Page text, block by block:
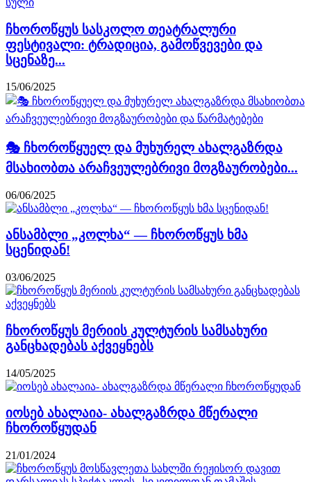
ჩხოროწყუს სასკოლო თეატრალური
ფესტივალი: ტრადიცია, გამოწვევები და
სცენაზე...
15/06/2025
🎭 ჩხოროწყუელ და მუხურელ ახალგაზრდა
მსახიობთა არაჩვეულებრივი მოგზაურობები...
06/06/2025
ანსამბლი „კოლხა“ — ჩხოროწყუს ხმა
სცენიდან!
03/06/2025
ჩხოროწყუს მერიის კულტურის სამსახური
განცხადებას აქვეყნებს
14/05/2025
იოსებ ახალაია- ახალგაზრდა მწერალი
ჩხოროწყუდან
21/01/2024